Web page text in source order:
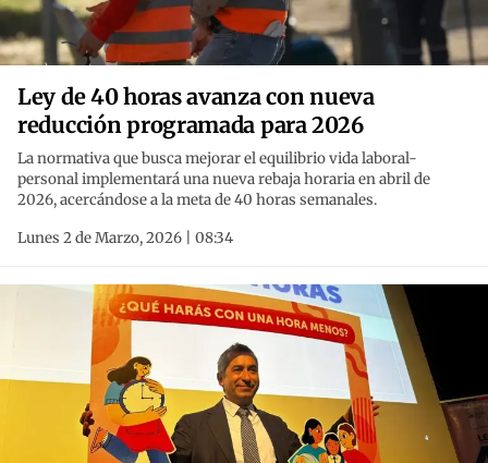
Ley de 40 horas avanza con nueva
reducción programada para 2026
La normativa que busca mejorar el equilibrio vida laboral-
personal implementará una nueva rebaja horaria en abril de
2026, acercándose a la meta de 40 horas semanales.
Lunes 2 de Marzo, 2026 | 08:34